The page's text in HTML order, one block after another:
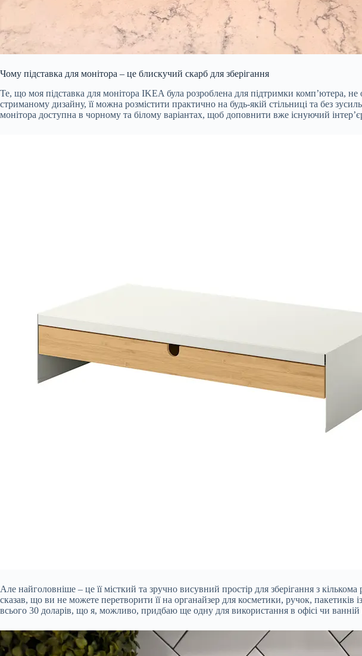
Чому підставка для монітора – це блискучий скарб для зберігання
Те, що моя підставка для монітора IKEA була розроблена для підтримки комп’ютера,
стриманому дизайну, її можна розмістити практично на будь-якій стільниці та без
монітора доступна в чорному та білому варіантах, щоб доповнити вже існуючий
Але найголовніше – це її місткий та зручно висувний простір для зберігання з
сказав, що ви не можете перетворити її на органайзер для косметики, ручок,
всього 30 доларів, що я, можливо, придбаю ще одну для використання в офісі чи ванній